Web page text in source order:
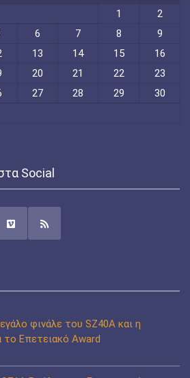
1
2
6 7 8
9
13 14 15
16
20 21 22
23
27 28 29
30
Social
φινάλε του SZ40A και η
το Επετειακό Award